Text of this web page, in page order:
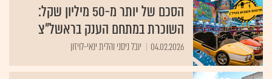
הסכם של יותר מ-50 מיליון שקל:
השוכרת במתחם הענק בראשל"צ
04.02.2026 יובל ניסני והלית ינאי-לויזון